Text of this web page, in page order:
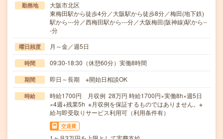
勤務地
大阪市北区
東梅田駅から徒歩4分／大阪駅から徒歩8分／梅田(地下鉄)
駅から---分／西梅田駅から---分／大阪梅田(阪神線)駅から--
-分
曜日頻度 月～金／週5日
時間 09:30-18:30（休憩60分）実働8時間
期間 即日～長期 ※開始日相談OK
時給
時給1700円 月収例 28万円 時給1700円×実働8h×週5日
×4週+残業5h ※月収例を保証するものではありません。※
給与即受取りサービス利用可（利用条件有）
交通費